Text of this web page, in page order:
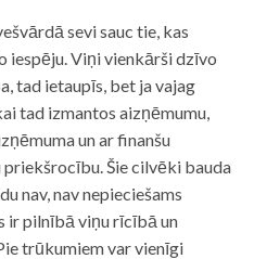
sevi sauc tie, kas
iespēju. Viņi vienkārši dzīvo
tad ietaupīs, bet ja vajag
tad izmantos aizņēmumu,
un ar finanšu
Šie cilvēki bauda
nav, nav nepieciešams
ir pilnībā viņu rīcībā un
trūkumiem var vienīgi